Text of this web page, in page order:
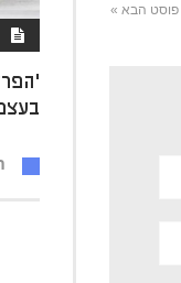
פוסט הבא »